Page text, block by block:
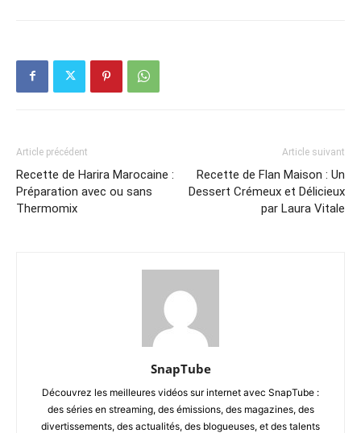
Article précédent
Recette de Harira Marocaine :
Préparation avec ou sans
Thermomix
Article suivant
Recette de Flan Maison : Un
Dessert Crémeux et Délicieux
par Laura Vitale
SnapTube
Découvrez les meilleures vidéos sur internet avec SnapTube :
des séries en streaming, des émissions, des magazines, des
divertissements, des actualités, des blogueuses, et des talents